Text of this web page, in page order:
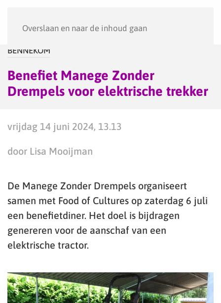
Overslaan en naar de inhoud gaan
BENNEKOM
Benefiet Manege Zonder
Drempels voor elektrische trekker
vrijdag 14 juni 2024, 13.13
door Lisa Mooijman
De Manege Zonder Drempels organiseert
samen met Food of Cultures op zaterdag 6 juli
een benefietdiner. Het doel is bijdragen
genereren voor de aanschaf van een
elektrische tractor.